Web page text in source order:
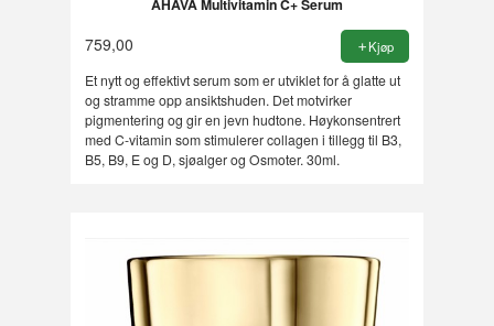
AHAVA Multivitamin C+ Serum
759,00 Kjøp
Et nytt og effektivt serum som er utviklet for å glatte ut
og stramme opp ansiktshuden. Det motvirker
pigmentering og gir en jevn hudtone. Høykonsentrert
med C-vitamin som stimulerer collagen i tillegg til B3,
B5, B9, E og D, sjøalger og Osmoter. 30ml.